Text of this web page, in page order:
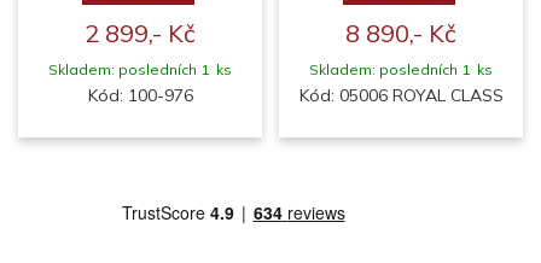
2 899,- Kč
Skladem: posledních 1 ks
Kód: 100-976
8 890,- Kč
Skladem: posledních 1 ks
Kód: 05006 ROYAL CLASS